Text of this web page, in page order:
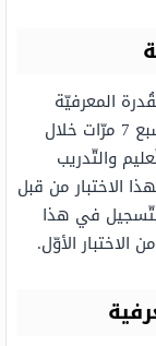
المعرفيّة
العامّة التّسجيل في هذا الاختبار وتقديمها سبع 7 مرّات خلال
والتّدريب
الاختبار من قبل
في هذا